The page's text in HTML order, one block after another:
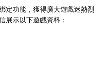
定功能，獲得廣大遊戲迷熱烈
展示以下遊戲資料：